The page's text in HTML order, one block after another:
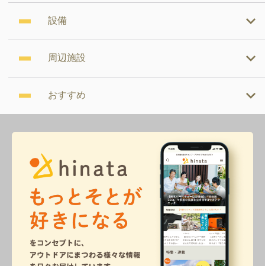
設備
周辺施設
おすすめ